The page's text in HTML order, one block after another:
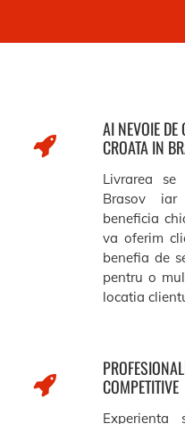
AI NEVOIE DE
CROATA IN
Livrarea
Brasov
beneficia
va oferim
benefia de
pentru o
locatia
COMPETITIVE
Experienta